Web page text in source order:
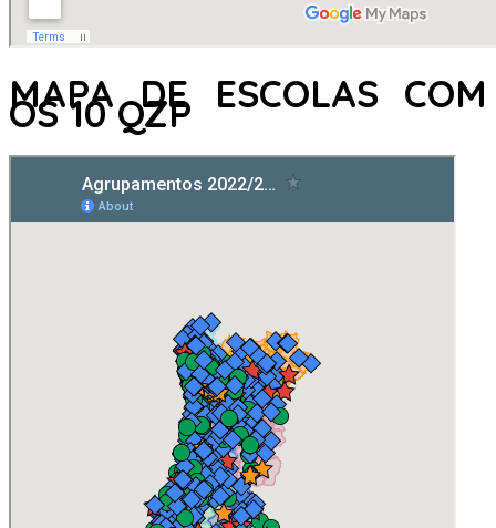
MAPA DE ESCOLAS COM
OS 10 QZP